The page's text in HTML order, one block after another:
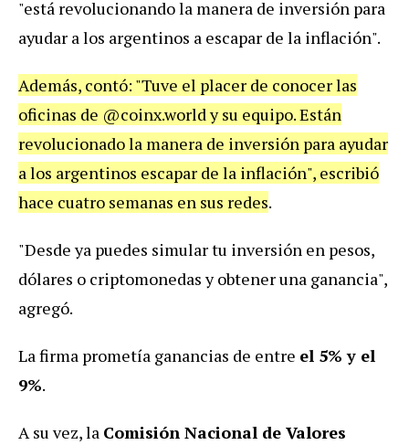
"está revolucionando la manera de inversión para
ayudar a los argentinos a escapar de la inflación".
Además, contó: "Tuve el placer de conocer las
oficinas de @coinx.world y su equipo. Están
revolucionado la manera de inversión para ayudar
a los argentinos escapar de la inflación", escribió
hace cuatro semanas en sus redes.
"Desde ya puedes simular tu inversión en pesos,
dólares o criptomonedas y obtener una ganancia",
agregó.
La firma prometía ganancias de entre el 5% y el
9%.
A su vez, la Comisión Nacional de Valores